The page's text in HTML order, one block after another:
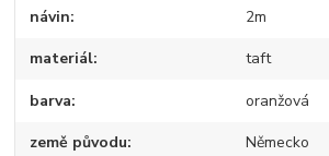
návin 2m
materiál taft
barva oranžová
země původu Německo